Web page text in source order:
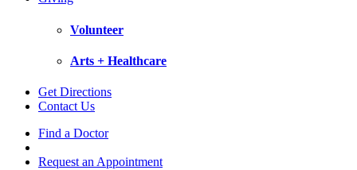
Volunteer
Arts + Healthcare
Get Directions
Contact Us
Find a Doctor
Request an Appointment